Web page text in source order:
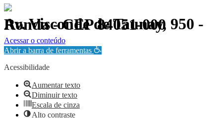
Av. Visconde de Taunay, 950 - Ronda - CEP 84051-000
Política de Privacidade.
Acessar o conteúdo
Abrir a barra de ferramentas
Acessibilidade
Aumentar texto
Diminuir texto
Escala de cinza
Alto contraste